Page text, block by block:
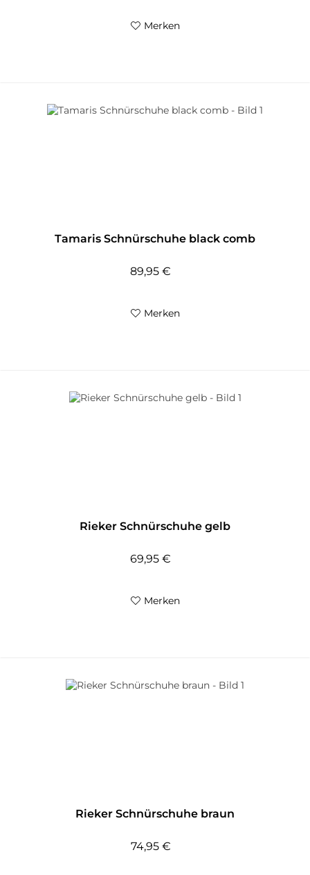
Merken
Tamaris Schnürschuhe black comb
89,95 €
Merken
Rieker Schnürschuhe gelb
69,95 €
Merken
Rieker Schnürschuhe braun
74,95 €